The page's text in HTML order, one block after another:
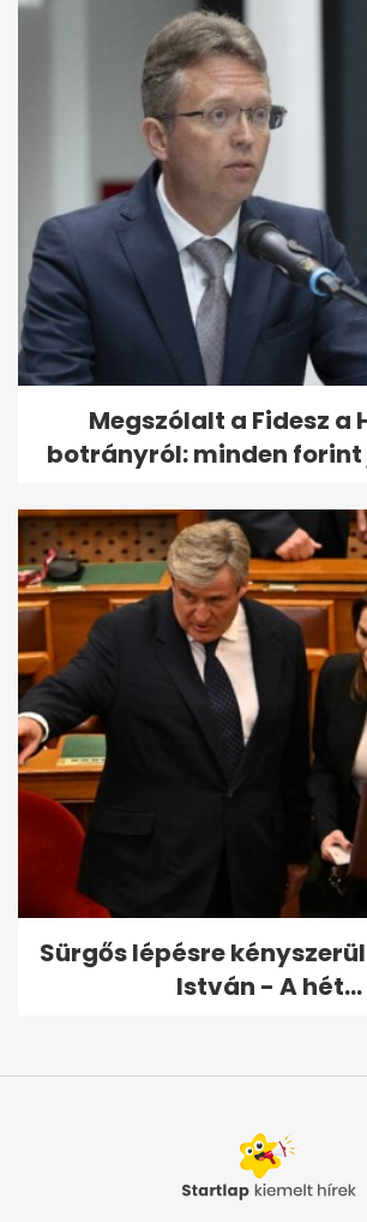
Megszólalt a Fidesz a
botrányról: minden forint
Sürgős lépésre
István - A hét...